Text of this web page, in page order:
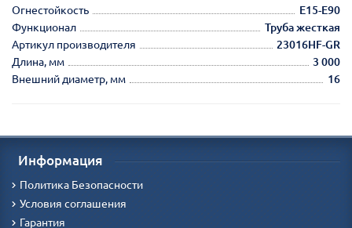
Огнестойкость
E15-E90
Функционал
Труба жесткая
Артикул производителя
23016HF-GR
Длина, мм
3 000
Внешний диаметр, мм
16
Информация
Политика Безопасности
Условия соглашения
Гарантия